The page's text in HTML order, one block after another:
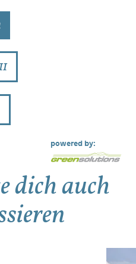
powered by:
dich auch